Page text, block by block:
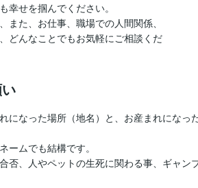
幸せを掴んでください。
また、お仕事、職場での人間関係、
どんなことでもお気軽にご相談くだ
になった場所（地名）と、お産まれになっ
ームでも結構です。
否、人やペットの生死に関わる事、ギャン